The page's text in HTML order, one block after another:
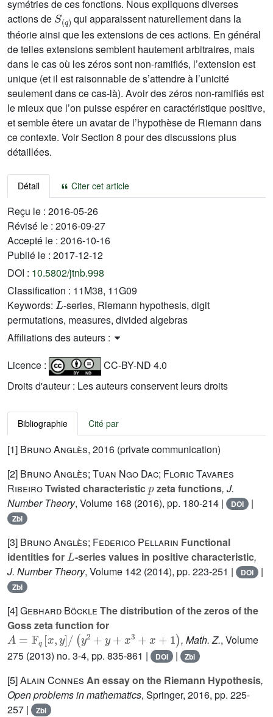
symétries de ces fonctions. Nous expliquons diverses
actions de
S(q)
qui apparaissent naturellement dans la
théorie ainsi que les extensions de ces actions. En général
de telles extensions semblent hautement arbitraires, mais
dans le cas où les zéros sont non-ramifiés, l’extension est
unique (et il est raisonnable de s’attendre à l’unicité
seulement dans ce cas-là). Avoir des zéros non-ramifiés est
le mieux que l’on puisse espérer en caractéristique positive,
et semble êtere un avatar de l’hypothèse de Riemann dans
ce contexte. Voir Section 8 pour des discussions plus
détaillées.
Détail Citer cet article
Reçu le : 2016-05-26
Révisé le : 2016-09-27
Accepté le : 2016-10-16
Publié le : 2017-12-12
DOI : 10.5802/jtnb.998
Classification : 11M38, 11G09
Keywords:
L
-series, Riemann hypothesis, digit
permutations, measures, divided algebras
Affiliations des auteurs :
Licence :
CC-BY-ND 4.0
Droits d'auteur : Les auteurs conservent leurs droits
Bibliographie Cité par
[1] Bruno Anglès, 2016 (private communication)
[2] Bruno Anglès; Tuan Ngo Dac; Floric Tavares
RibeiroTwisted characteristic
p
zeta functions, J.
Number Theory, Volume 168 (2016), pp. 180-214 | DOI |
Zbl
[3] Bruno Anglès; Federico Pellarin Functional
identities for
L
-series values in positive characteristic,
J. Number Theory, Volume 142 (2014), pp. 223-251 | DOI |
Zbl
[4]Gebhard Böckle The distribution of the zeros of the
Goss zeta function for
A=𝔽q[x,y]/(y2+y +x +
, Math. Z., Volume
275 (2013) no. 3-4, pp. 835-861 | DOI | Zbl
[5]Alain Connes An essay on the Riemann Hypothesis,
Open problems in mathematics, Springer, 2016, pp. 225-
257 |
Zbl